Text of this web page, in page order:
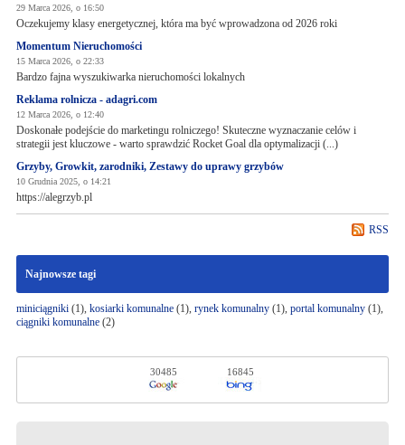
29 Marca 2026, o 16:50
Oczekujemy klasy energetycznej, która ma być wprowadzona od 2026 roki
Momentum Nieruchomości
15 Marca 2026, o 22:33
Bardzo fajna wyszukiwarka nieruchomości lokalnych
Reklama rolnicza - adagri.com
12 Marca 2026, o 12:40
Doskonałe podejście do marketingu rolniczego! Skuteczne wyznaczanie celów i
strategii jest kluczowe - warto sprawdzić Rocket Goal dla optymalizacji (...)
Grzyby, Growkit, zarodniki, Zestawy do uprawy grzybów
10 Grudnia 2025, o 14:21
https://alegrzyb.pl
RSS
Najnowsze tagi
miniciągniki(1), kosiarki komunalne(1), rynek komunalny(1), portal komunalny(1),
ciągniki komunalne(2)
30485 16845